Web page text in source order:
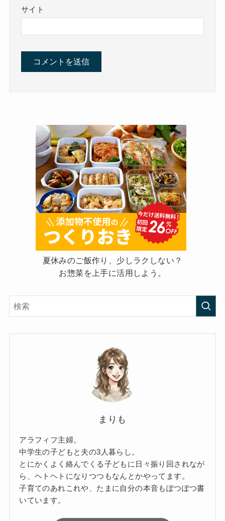
サイト
夏休みのご飯作り、少しラクしない？
お惣菜を上手に活用しよう。
まりも
アラフィフ主婦。
中学生の子どもと夫の3人暮らし。
とにかくよく絡んでくる子どもに日々振り回されなが
ら、ヘトヘトになりつつもなんとかやってます。
子育てのあれこれや、たまに自分の本音もぽつぽつ書
いています。